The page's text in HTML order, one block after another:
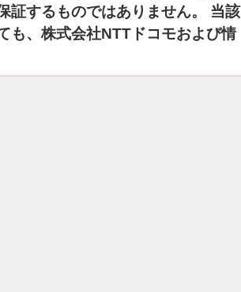
証するものではありません。 当該
も、株式会社NTTドコモおよび情